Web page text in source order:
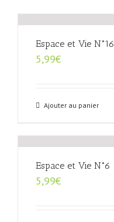
Espace et Vie N°16
5,99€
Ajouter au panier
Espace et Vie N°6
5,99€